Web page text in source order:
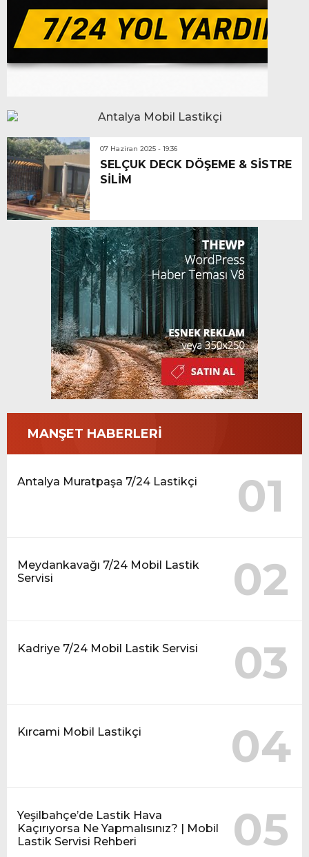
07 Haziran 2025 - 19:36
SELÇUK DECK DÖŞEME & SİSTRE
SİLİM
MANŞET HABERLERİ
Antalya Muratpaşa 7/24 Lastikçi 01
Meydankavağı 7/24 Mobil Lastik
Servisi
02
Kadriye 7/24 Mobil Lastik Servisi 03
Kırcami Mobil Lastikçi 04
Yeşilbahçe’de Lastik Hava
Kaçırıyorsa Ne Yapmalısınız? | Mobil
Lastik Servisi Rehberi
05